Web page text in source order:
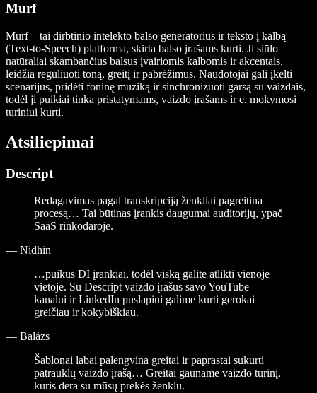
Murf
Murf – tai dirbtinio intelekto balso generatorius ir teksto į kalbą
(Text-to-Speech) platforma, skirta balso įrašams kurti. Ji siūlo
natūraliai skambančius balsus įvairiomis kalbomis ir akcentais,
leidžia reguliuoti toną, greitį ir pabrėžimus. Naudotojai gali įkelti
scenarijus, pridėti foninę muziką ir sinchronizuoti garsą su vaizdais,
todėl ji puikiai tinka pristatymams, vaizdo įrašams ir e. mokymosi
turiniui kurti.
Atsiliepimai
Descript
Redagavimas pagal transkripciją ženkliai pagreitina
procesą… Tai būtinas įrankis daugumai auditorijų, ypač
SaaS rinkodaroje.
— Nidhin
…puikūs DI įrankiai, todėl viską galite atlikti vienoje
vietoje. Su Descript vaizdo įrašus savo YouTube
kanalui ir LinkedIn puslapiui galime kurti gerokai
greičiau ir kokybiškiau.
— Balázs
Šablonai labai palengvina greitai ir paprastai sukurti
patrauklų vaizdo įrašą… Greitai gauname vaizdo turinį,
kuris dera su mūsų prekės ženklu.